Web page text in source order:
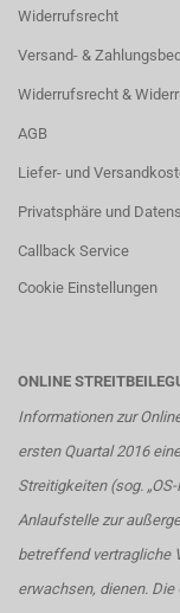
Widerrufsrecht
Versand- &
Widerrufsrecht &
AGB
Liefer- und
Privatsphäre und
Callback Service
Cookie Einstellungen
ONLINE
Informationen zur
ersten Quartal 2016
Streitigkeiten (sog.
Anlaufstelle zur
betreffend vertragliche
erwachsen, dienen.